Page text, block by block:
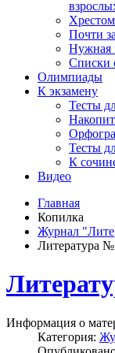
Почти
Нужная
Списки
Олимпиады
К экзамену
Тесты
Тесты
К
Видео
Главная
Копилка
Журнал
Литература
Информация о
Категория: